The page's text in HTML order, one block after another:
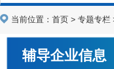
当前位置： 首页 > 专题专栏
辅导企业信息